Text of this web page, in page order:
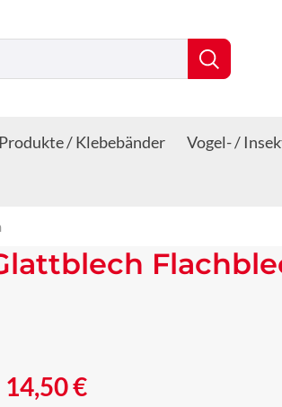
/ Klebebänder
Vogel- /
Regulärer Preis:
14,50 €